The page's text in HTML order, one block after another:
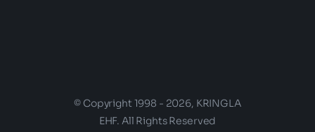
© Copyright 1998 - 2026, KRINGLA
EHF. All Rights Reserved